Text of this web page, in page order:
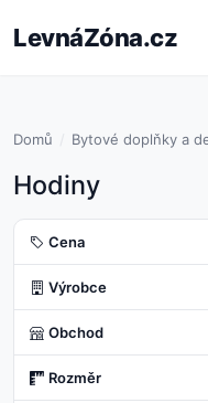
LevnáZóna.cz
Domů Bytové doplňky a
Hodiny
Cena
Výrobce
Obchod
Rozměr